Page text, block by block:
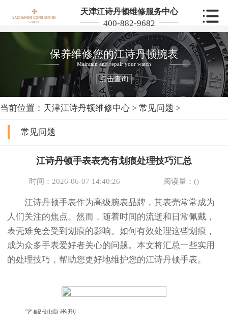
天津江诗丹顿维修服务中心
400-882-9682
保养维修您的江诗丹顿腕表
Maintain and repair your watch
点击查询
当前位置： 天津江诗丹顿维修中心 > 常见问题 >
常见问题
江诗丹顿手表表壳有划痕处理技巧汇总
时间：2026-06-07 14:40:26 阅读量：()
江诗丹顿手表作为高级腕表品牌，其表壳常常成为
人们关注的焦点。然而，随着时间的流逝和日常佩戴，
表壳难免会受到划痕的影响。如何有效处理这些划痕，
成为众多手表爱好者关心的问题。本文将汇总一些实用
的处理技巧，帮助您更好地维护您的江诗丹顿手表。